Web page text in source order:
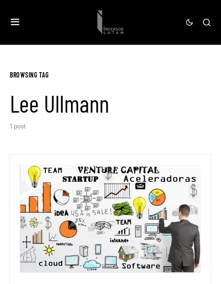
BROWSING TAG
Lee Ullmann
1 post